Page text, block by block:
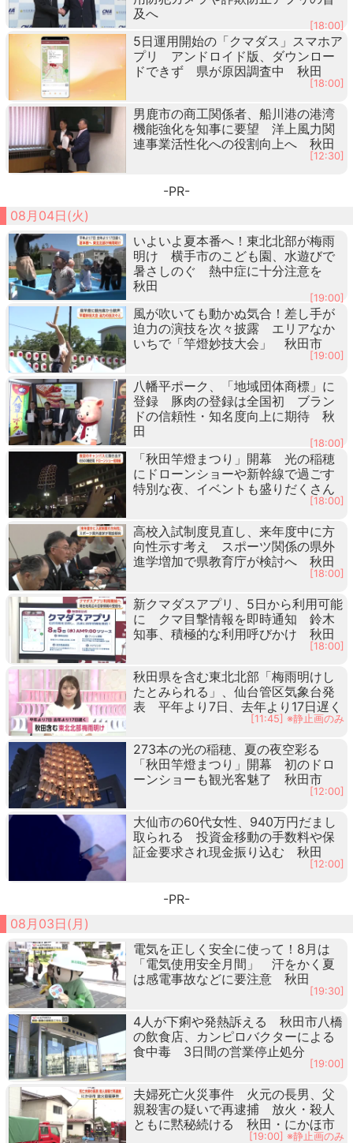
及へ
[18:00]
5日運用開始の「クマダス」スマホア
プリ アンドロイド版、ダウンロー
ドできず 県が原因調査中 秋田
[18:00]
男鹿市の商工関係者、船川港の港湾
機能強化を知事に要望 洋上風力関
連事業活性化への役割向上へ 秋田
[12:30]
-PR-
08月04日(火)
いよいよ夏本番へ！東北北部が梅雨
明け 横手市のこども園、水遊びで
暑さしのぐ 熱中症に十分注意を
秋田
[19:00]
風が吹いても動かぬ気合！差し手が
迫力の演技を次々披露 エリアなか
いちで「竿燈妙技大会」 秋田市
[19:00]
八幡平ポーク、「地域団体商標」に
登録 豚肉の登録は全国初 ブラン
ドの信頼性・知名度向上に期待 秋
田
[18:00]
「秋田竿燈まつり」開幕 光の稲穂
にドローンショーや新幹線で過ごす
特別な夜、イベントも盛りだくさん
[18:00]
高校入試制度見直し、来年度中に方
向性示す考え スポーツ関係の県外
進学増加で県教育庁が検討へ 秋田
[18:00]
新クマダスアプリ、5日から利用可能
に クマ目撃情報を即時通知 鈴木
知事、積極的な利用呼びかけ 秋田
[18:00]
秋田県を含む東北北部「梅雨明けし
たとみられる」、仙台管区気象台発
表 平年より7日、去年より17日遅く
[11:45] ※静止画のみ
273本の光の稲穂、夏の夜空彩る
「秋田竿燈まつり」開幕 初のドロ
ーンショーも観光客魅了 秋田市
[12:00]
大仙市の60代女性、940万円だまし
取られる 投資金移動の手数料や保
証金要求され現金振り込む 秋田
[12:00]
-PR-
08月03日(月)
電気を正しく安全に使って！8月は
「電気使用安全月間」 汗をかく夏
は感電事故などに要注意 秋田
[19:30]
4人が下痢や発熱訴える 秋田市八橋
の飲食店、カンピロバクターによる
食中毒 3日間の営業停止処分
[19:00]
夫婦死亡火災事件 火元の長男、父
親殺害の疑いで再逮捕 放火・殺人
ともに黙秘続ける 秋田・にかほ市
[19:00] ※静止画のみ